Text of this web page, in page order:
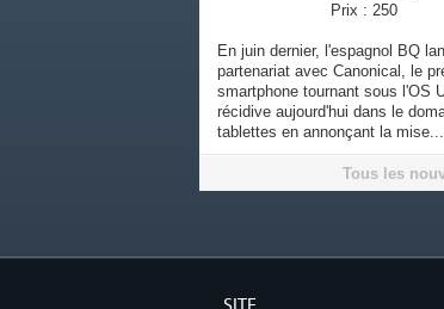
Prix : 250
En juin dernier, l'espagnol BQ
partenariat avec Canonical, le
smartphone tournant sous l'OS
récidive aujourd'hui dans le
tablettes en annonçant la mise...
Tous les